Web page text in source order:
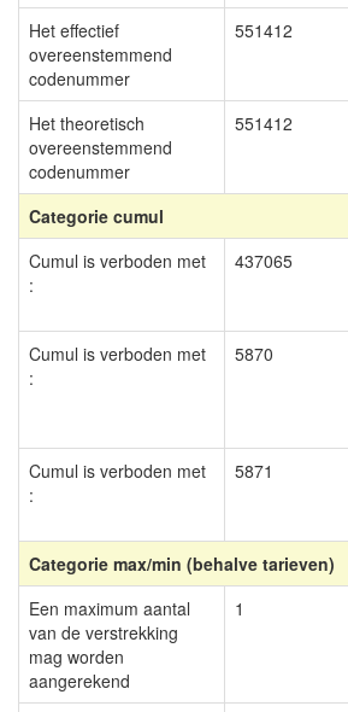
Het effectief
overeenstemmend
codenummer
551412
Het theoretisch
overeenstemmend
codenummer
551412
Categorie cumul
Cumul is verboden met
:
437065
Cumul is verboden met
:
5870
Cumul is verboden met
:
5871
Categorie max/min (behalve tarieven)
Een maximum aantal
van de verstrekking
mag worden
aangerekend
1